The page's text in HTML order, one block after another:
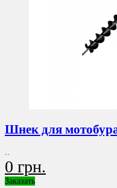
Шнек для
..
0 грн.
Заказать